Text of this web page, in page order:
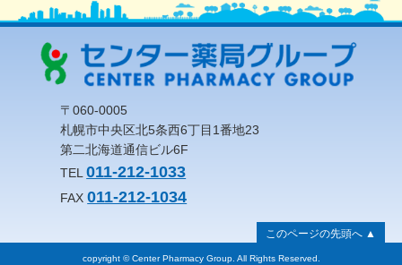
〒060-0005
札幌市中央区北5条西6丁目1番地23
第二北海道通信ビル6F
TEL011-212-1033
FAX011-212-1034
このページの先頭へ ▲
copyright © Center Pharmacy Group. All Rights Reserved.